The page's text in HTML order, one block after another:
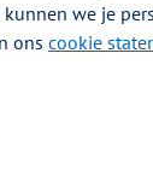
kunt
U krijgt 1
we je
ons cookie